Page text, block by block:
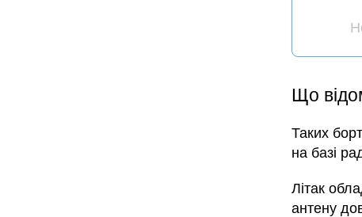
Що
Таких
на базі
Літак
антену